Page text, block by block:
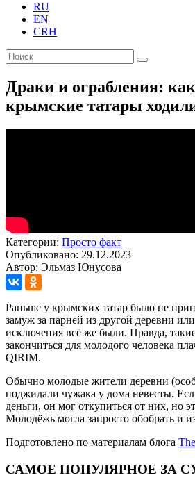
RU
EN
CRH
Драки и ограбления:
крымские татары
Категории: Просто факт
Опубликовано: 29.12.2023
Автор: Эльмаз Юнусова
Раньше у крымских татар было не
замуж за парней из другой деревни
исключения всё же были. Правда,
закончиться для молодого человека
QIRIM.
Обычно молодые жители деревни
поджидали чужака у дома невесты.
деньги, он мог откупиться от них, но
Молодёжь могла запросто обобрать и
Подготовлено по материалам блога
САМОЕ ПОПУЛЯРНОЕ ЗА